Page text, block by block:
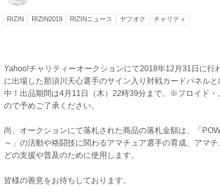
RIZIN RIZIN2019 RIZINニュース ヤフオク チャリティ
Yahoo!チャリティーオークションにて2018年12月31日に行
に出場した那須川天心選手のサイン入り対戦カードパネル
中！出品期間は4月11日（木）22時39分まで。※フロイド
ので予めご了承ください。
尚、オークションにて落札された商品の落札金額は、「
～」の活動や格闘技に関わるアマチュア選手の育成、アマ
どの支援や普及のために使用します。
皆様の善意をお待ちしております。